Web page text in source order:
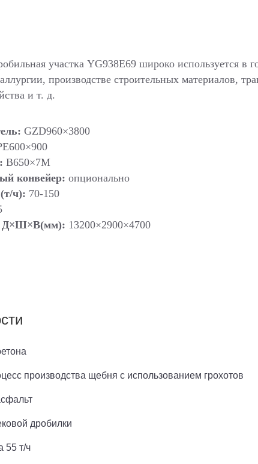
участка YG938E69 широко используется в
производстве строительных материалов,
и т. д.
GZD960×3800
B650×7M
конвейер: опционально
ч): 70-150
Д×Ш×В(мм): 13200×2900×4700
производства щебня с использованием грохотов
дробилки
55 т/ч